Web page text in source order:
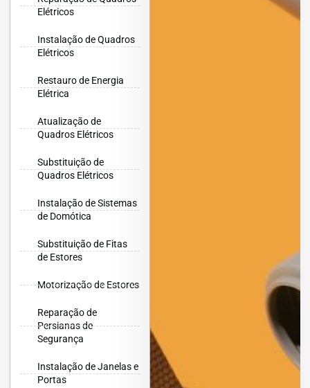
Elétricos
Instalação de Quadros
Elétricos
Restauro de Energia
Elétrica
Atualização de
Quadros Elétricos
Substituição de
Quadros Elétricos
Instalação de Sistemas
de Domótica
Substituição de Fitas
de Estores
Motorização de Estores
Reparação de
Persianas de
Segurança
Instalação de Janelas e
Portas